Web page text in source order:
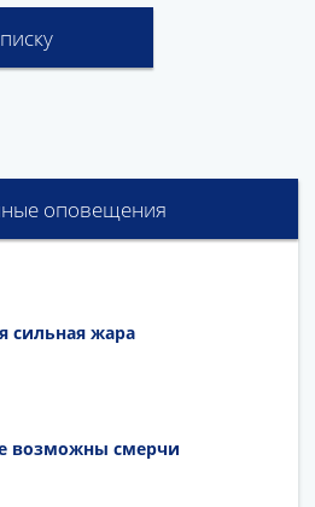
оповещения
сильная жара
возможны смерчи